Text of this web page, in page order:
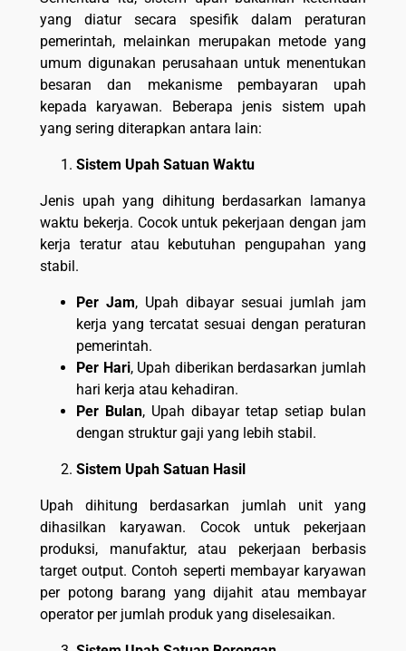
yang diatur secara spesifik dalam peraturan
pemerintah, melainkan merupakan metode yang
umum digunakan perusahaan untuk menentukan
besaran dan mekanisme pembayaran upah
kepada karyawan. Beberapa jenis sistem upah
yang sering diterapkan antara lain:
Sistem Upah Satuan Waktu
Jenis upah yang dihitung berdasarkan lamanya
waktu bekerja. Cocok untuk pekerjaan dengan jam
kerja teratur atau kebutuhan pengupahan yang
stabil.
Per Jam, Upah dibayar sesuai jumlah jam
kerja yang tercatat sesuai dengan peraturan
pemerintah.
Per Hari, Upah diberikan berdasarkan jumlah
hari kerja atau kehadiran.
Per Bulan, Upah dibayar tetap setiap bulan
dengan struktur gaji yang lebih stabil.
Sistem Upah Satuan Hasil
Upah dihitung berdasarkan jumlah unit yang
dihasilkan karyawan. Cocok untuk pekerjaan
produksi, manufaktur, atau pekerjaan berbasis
target output. Contoh seperti membayar karyawan
per potong barang yang dijahit atau membayar
operator per jumlah produk yang diselesaikan.